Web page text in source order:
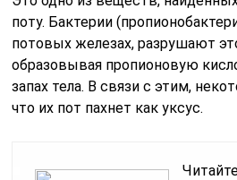
поту. Бактерии
потовых железах, разрушают
образовывая пропионовую
запах тела. В связи с этим,
что их пот пахнет как уксус.